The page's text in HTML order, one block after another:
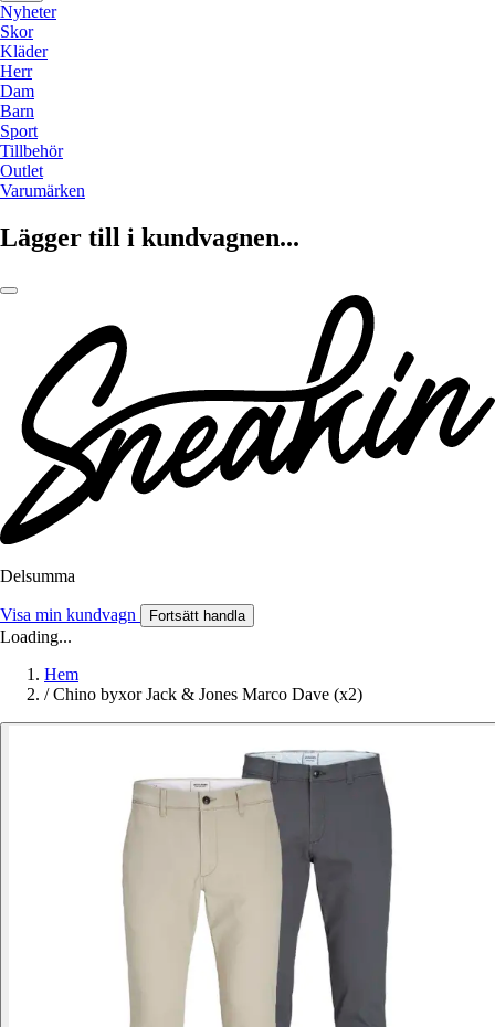
Nyheter
Skor
Kläder
Herr
Dam
Barn
Sport
Tillbehör
Outlet
Varumärken
Lägger till i kundvagnen...
Delsumma
Visa min kundvagn Fortsätt handla
Loading...
Hem
/ Chino byxor Jack & Jones Marco Dave (x2)